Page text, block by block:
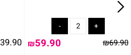
39.90 ₪69.90
₪59.90